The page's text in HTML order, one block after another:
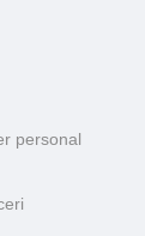
personal